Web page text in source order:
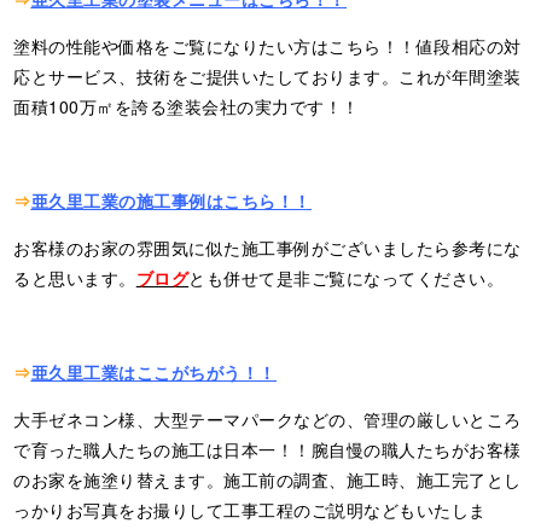
塗料の性能や価格をご覧になりたい方はこちら！！値段相応の対
応とサービス、技術をご提供いたしております。これが年間塗装
面積100万㎡を誇る塗装会社の実力です！！
⇒亜久里工業の施工事例はこちら！！
お客様のお家の雰囲気に似た施工事例がございましたら参考にな
ると思います。 ブログとも併せて是非ご覧になってください。
⇒亜久里工業はここがちがう！！
大手ゼネコン様、大型テーマパークなどの、管理の厳しいところ
で育った職人たちの施工は日本一！！腕自慢の職人たちがお客様
のお家を施塗り替えます。施工前の調査、施工時、施工完了とし
っかりお写真をお撮りして工事工程のご説明などもいたしま